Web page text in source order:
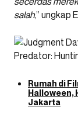
salah,” ungkap
Rumah di
Halloween,
Jakarta